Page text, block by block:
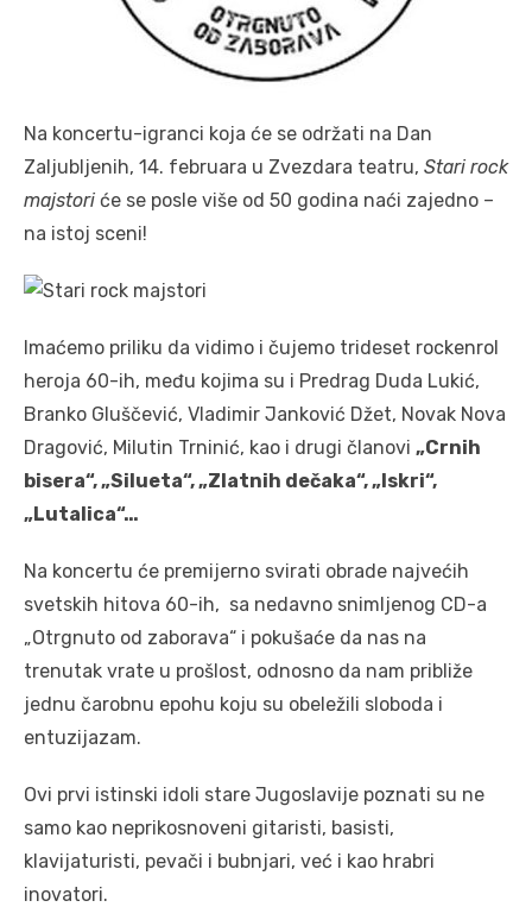
Na koncertu-igranci koja će se održati na Dan
Zaljubljenih, 14. februara u Zvezdara teatru, Stari rock
majstori će se posle više od 50 godina naći zajedno –
na istoj sceni!
Imaćemo priliku da vidimo i čujemo trideset rockenrol
heroja 60-ih, među kojima su i Predrag Duda Lukić,
Branko Gluščević, Vladimir Janković Džet, Novak Nova
Dragović, Milutin Trninić, kao i drugi članovi „Crnih
bisera“, „Silueta“, „Zlatnih dečaka“, „Iskri“,
„Lutalica“…
Na koncertu će premijerno svirati obrade najvećih
svetskih hitova 60-ih, sa nedavno snimljenog CD-a
„Otrgnuto od zaborava“ i pokušaće da nas na
trenutak vrate u prošlost, odnosno da nam približe
jednu čarobnu epohu koju su obeležili sloboda i
entuzijazam.
Ovi prvi istinski idoli stare Jugoslavije poznati su ne
samo kao neprikosnoveni gitaristi, basisti,
klavijaturisti, pevači i bubnjari, već i kao hrabri
inovatori.